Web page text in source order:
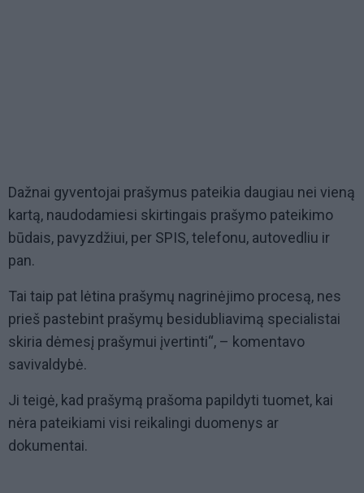
Dažnai gyventojai prašymus pateikia daugiau nei vieną
kartą, naudodamiesi skirtingais prašymo pateikimo
būdais, pavyzdžiui, per SPIS, telefonu, autovedliu ir
pan.
Tai taip pat lėtina prašymų nagrinėjimo procesą, nes
prieš pastebint prašymų besidubliavimą specialistai
skiria dėmesį prašymui įvertinti“, – komentavo
savivaldybė.
Ji teigė, kad prašymą prašoma papildyti tuomet, kai
nėra pateikiami visi reikalingi duomenys ar
dokumentai.